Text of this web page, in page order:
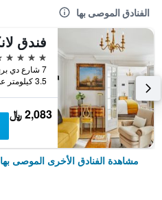
الفنادق الموصى بها
5 نجوم
7 شارع دي بري, باريس, فرنسا
3.5 كيلومتر عن وسط المدينة
2,083 ﷼
مشاهدة الفنادق الأخرى الموصى بها